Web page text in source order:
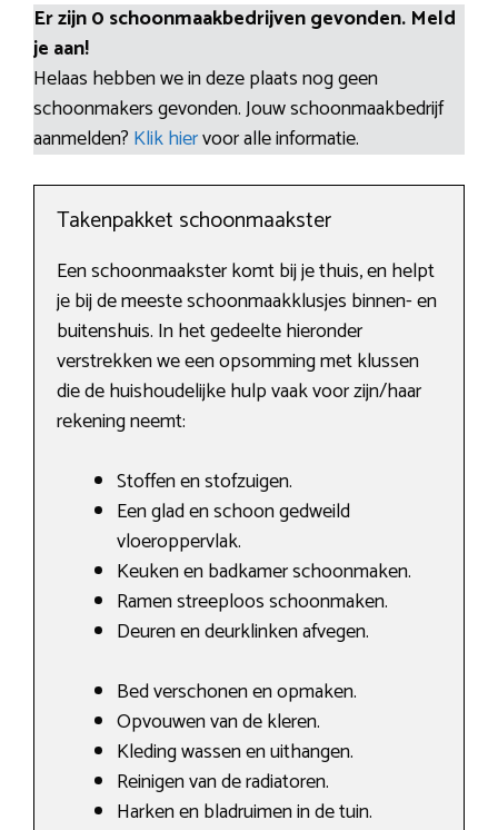
Er zijn 0 schoonmaakbedrijven gevonden. Meld
je aan!
Helaas hebben we in deze plaats nog geen
schoonmakers gevonden. Jouw schoonmaakbedrijf
aanmelden? Klik hiervoor alle informatie.
Takenpakket schoonmaakster
Een schoonmaakster komt bij je thuis, en helpt
je bij de meeste schoonmaakklusjes binnen- en
buitenshuis. In het gedeelte hieronder
verstrekken we een opsomming met klussen
die de huishoudelijke hulp vaak voor zijn/haar
rekening neemt:
Stoffen en stofzuigen.
Een glad en schoon gedweild
vloeroppervlak.
Keuken en badkamer schoonmaken.
Ramen streeploos schoonmaken.
Deuren en deurklinken afvegen.
Bed verschonen en opmaken.
Opvouwen van de kleren.
Kleding wassen en uithangen.
Reinigen van de radiatoren.
Harken en bladruimen in de tuin.